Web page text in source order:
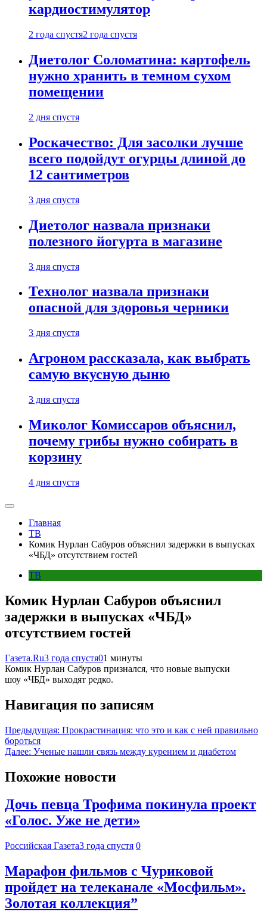
кардиостимулятор
2 года спустя2 года спустя
Диетолог Соломатина: картофель
нужно хранить в темном сухом
помещении
2 дня спустя
Роскачество: Для засолки лучше
всего подойдут огурцы длиной до
12 сантиметров
3 дня спустя
Диетолог назвала признаки
полезного йогурта в магазине
3 дня спустя
Технолог назвала признаки
опасной для здоровья черники
3 дня спустя
Агроном рассказала, как выбрать
самую вкусную дыню
3 дня спустя
Миколог Комиссаров объяснил,
почему грибы нужно собирать в
корзину
4 дня спустя
Главная
ТВ
Комик Нурлан Сабуров объяснил задержки в выпусках
«ЧБД» отсутствием гостей
ТВ
Комик Нурлан Сабуров объяснил
задержки в выпусках «ЧБД»
отсутствием гостей
Газета.Ru3 года спустя01 минуты
Комик Нурлан Сабуров признался, что новые выпуски
шоу «ЧБД» выходят редко.
Навигация по записям
Предыдущая: Прокрастинация: что это и как с ней правильно
бороться
Далее: Ученые нашли связь между курением и диабетом
Похожие новости
Дочь певца Трофима покинула проект
«Голос. Уже не дети»
Российская Газета3 года спустя 0
Марафон фильмов с Чуриковой
пройдет на телеканале «Мосфильм».
Золотая коллекция”